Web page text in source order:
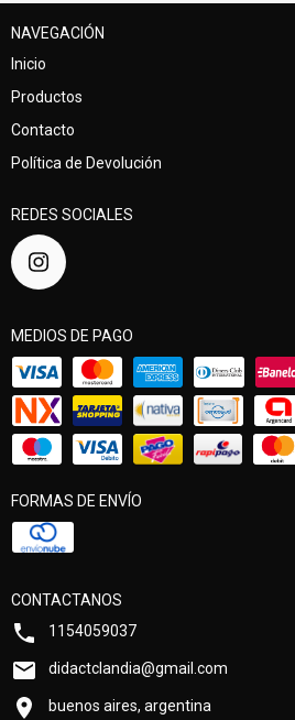
NAVEGACIÓN
Inicio
Productos
Contacto
Política de Devolución
REDES SOCIALES
MEDIOS DE PAGO
FORMAS DE ENVÍO
CONTACTANOS
1154059037
didactclandia@gmail.com
buenos aires, argentina